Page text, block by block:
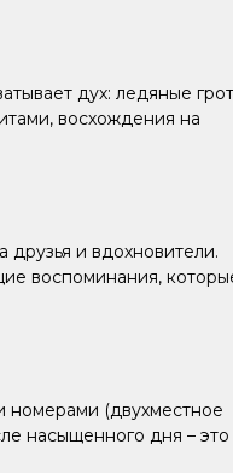
дух: ледяные
восхождения на
и вдохновители.
воспоминания,
номерами (двухместное
насыщенного дня – это